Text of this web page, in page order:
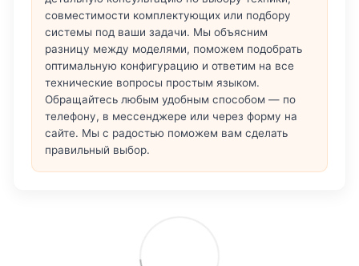
совместимости комплектующих или подбору
системы под ваши задачи. Мы объясним
разницу между моделями, поможем подобрать
оптимальную конфигурацию и ответим на все
технические вопросы простым языком.
Обращайтесь любым удобным способом — по
телефону, в мессенджере или через форму на
сайте. Мы с радостью поможем вам сделать
правильный выбор.